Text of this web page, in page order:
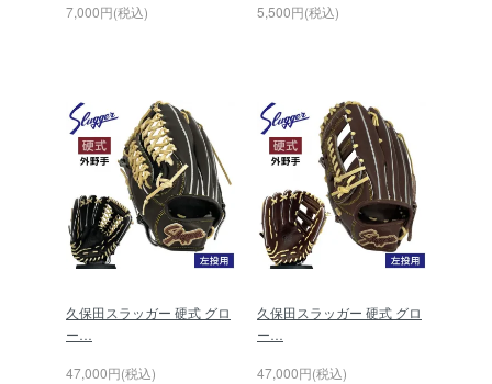
7,000円(税込) 5,500円(税込)
久保田スラッガー 硬式 グロ
ー…
47,000円(税込)
久保田スラッガー 硬式 グロ
ー…
47,000円(税込)